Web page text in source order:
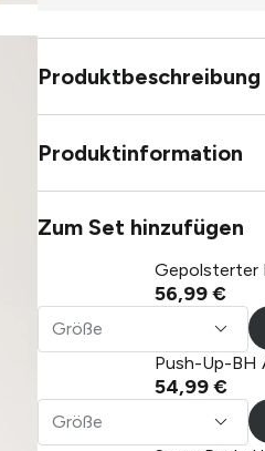
Produktbeschreibung
Produktinformation
Zum Set hinzufügen
Gepolsterter
56,99 €
Größe
Push-Up-BH
54,99 €
Größe